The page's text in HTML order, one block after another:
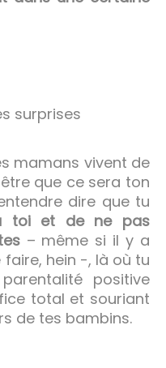
surprises
mamans vivent de
que ce sera ton
dire que tu
toi et de ne pas
– même si il y a
hein -, là où tu
positive
total et souriant
de tes bambins.